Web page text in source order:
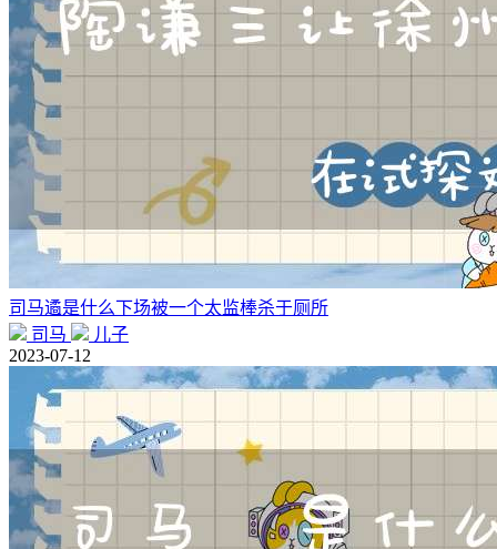
司马遹是什么下场被一个太监棒杀于厕所
司马
儿子
2023-07-12